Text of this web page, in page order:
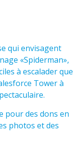
qui envisagent
«Spiderman»,
à escalader que
Tower à
pour des dons en
photos et des